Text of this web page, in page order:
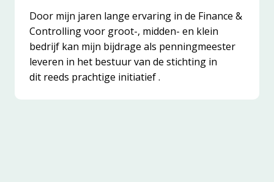
Door mijn jaren lange ervaring in de Finance &
Controlling voor groot-, midden- en klein
bedrijf kan mijn bijdrage als penningmeester
leveren in het bestuur van de stichting in
dit reeds prachtige initiatief .